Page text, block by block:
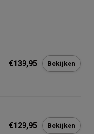
€139,95 Bekijken
€129,95 Bekijken